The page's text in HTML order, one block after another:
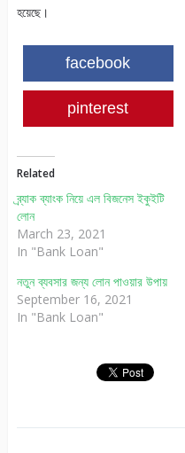
হয়েছে।
facebook
pinterest
Related
ব্র্যাক ব্যাংক নিয়ে এল বিজনেস ইকুইটি
লোন
March 23, 2021
In "Bank Loan"
নতুন ব্যবসার জন্য লোন পাওয়ার উপায়
September 16, 2021
In "Bank Loan"